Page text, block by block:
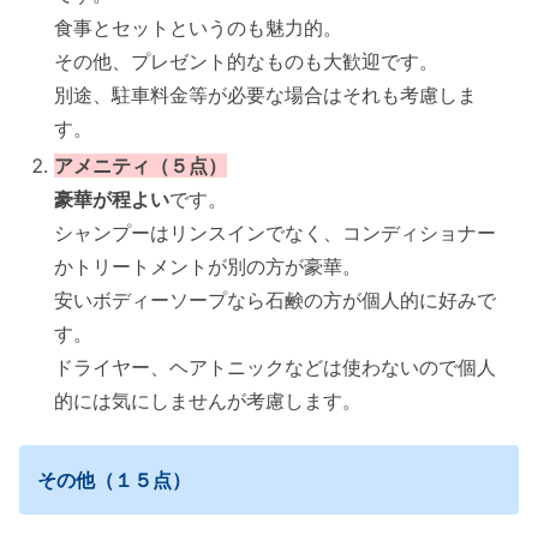
食事とセットというのも魅力的。
その他、プレゼント的なものも大歓迎です。
別途、駐車料金等が必要な場合はそれも考慮しま
す。
アメニティ（５点）
豪華が程よいです。
シャンプーはリンスインでなく、コンディショナー
かトリートメントが別の方が豪華。
安いボディーソープなら石鹸の方が個人的に好みで
す。
ドライヤー、ヘアトニックなどは使わないので個人
的には気にしませんが考慮します。
その他（１５点）